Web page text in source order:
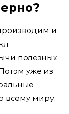
и
полезных
уже из
всему миру.